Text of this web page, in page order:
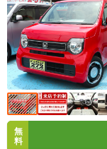
無
料